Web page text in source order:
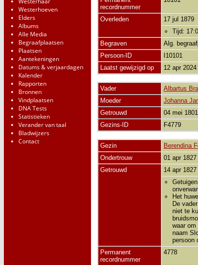
Westerhoeven
Elders
Albums
Alle Media
Begraafplaatsen
Plaatsen
Aantekeningen
Datums & verjaardagen
Kalender
Rapporten
Bronnen
Vindplaatsen
DNA Tests
Statistieken
Verander van taal
Bladwijzers
Contact
recordnummer
Overleden 17 jul 1879
Tijd:
Begraven
Alg.
Persoon-ID
I10101
Laatst gewijzigd op
12 apr 2024
Vader Albartus
Moeder
Johanna
Getrouwd
04 mei 1801
Gezins-ID
F4779
Gezin Berendina
Ondertrouw
01 apr 1827
Getrouwd
14 apr 1827
Het
De
niet te
waar
naam
persoon
Permanent
recordnummer
4778